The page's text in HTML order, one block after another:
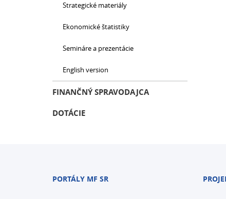
Strategické materiály
Ekonomické štatistiky
Semináre a prezentácie
English version
FINANČNÝ SPRAVODAJCA
DOTÁCIE
PORTÁLY MF SR